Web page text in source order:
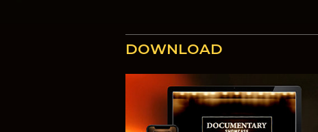
DOWNLOAD